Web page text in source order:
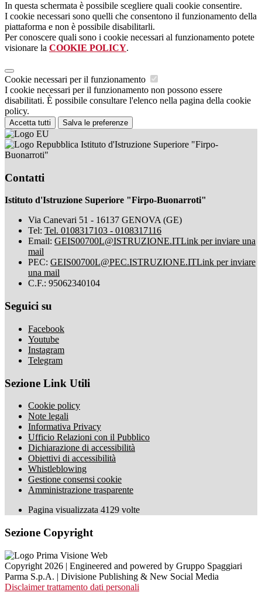
In questa schermata è possibile scegliere quali cookie consentire.
I cookie necessari sono quelli che consentono il funzionamento della
piattaforma e non è possibile disabilitarli.
Per conoscere quali sono i cookie necessari al funzionamento potete
visionare la COOKIE POLICY.
Cookie necessari per il funzionamento
I cookie necessari per il funzionamento non possono essere
disabilitati. È possibile consultare l'elenco nella pagina della cookie
policy.
Accetta tutti Salva le preferenze
Istituto d'Istruzione Superiore "Firpo-
Buonarroti"
Contatti
Istituto d'Istruzione Superiore "Firpo-Buonarroti"
Via Canevari 51 - 16137 GENOVA (GE)
Tel: Tel. 0108317103 - 0108317116
Email: GEIS00700L@ISTRUZIONE.ITLink per inviare una
mail
PEC: GEIS00700L@PEC.ISTRUZIONE.ITLink per inviare
una mail
C.F.: 95062340104
Seguici su
Facebook
Youtube
Instagram
Telegram
Sezione Link Utili
Cookie policy
Note legali
Informativa Privacy
Ufficio Relazioni con il Pubblico
Dichiarazione di accessibilità
Obiettivi di accessibilità
Whistleblowing
Gestione consensi cookie
Amministrazione trasparente
Pagina visualizzata 4129 volte
Sezione Copyright
Copyright 2026 | Engineered and powered by Gruppo Spaggiari
Parma S.p.A. | Divisione Publishing & New Social Media
Disclaimer trattamento dati personali